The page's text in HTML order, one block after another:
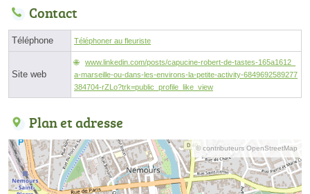
Contact
Téléphone Téléphoner au fleuriste
Site web
www.linkedin.com/posts/capucine-robert-de-tastes-165a1612_
a-marseille-ou-dans-les-environs-la-petite-activity-6849692589277
384704-rZLo?trk=public_profile_like_view
Plan et adresse
© contributeurs OpenStreetMap